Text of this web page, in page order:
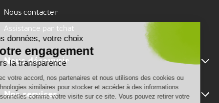
Nous contacter
Assistance par tchat
Nous découvrir
Nous connaître
Nos services